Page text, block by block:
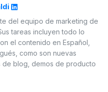
del equipo de marketing de
tareas incluyen todo lo
el contenido en Español,
como son nuevas
de blog, demos de producto